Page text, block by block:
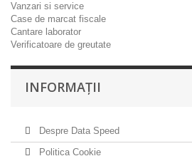
Vanzari si service
Case de marcat fiscale
Cantare laborator
Verificatoare de greutate
INFORMAŢII
Despre Data Speed
Politica Cookie